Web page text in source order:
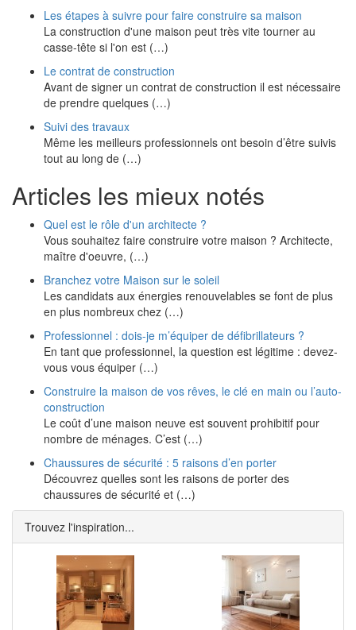
Les étapes à suivre pour faire construire sa maison
La construction d'une maison peut très vite tourner au
casse-tête si l'on est (…)
Le contrat de construction
Avant de signer un contrat de construction il est nécessaire
de prendre quelques (…)
Suivi des travaux
Même les meilleurs professionnels ont besoin d’être suivis
tout au long de (…)
Articles les mieux notés
Quel est le rôle d'un architecte ?
Vous souhaitez faire construire votre maison ? Architecte,
maître d'oeuvre, (…)
Branchez votre Maison sur le soleil
Les candidats aux énergies renouvelables se font de plus
en plus nombreux chez (…)
Professionnel : dois-je m’équiper de défibrillateurs ?
En tant que professionnel, la question est légitime : devez-
vous vous équiper (…)
Construire la maison de vos rêves, le clé en main ou l’auto-
construction
Le coût d’une maison neuve est souvent prohibitif pour
nombre de ménages. C’est (…)
Chaussures de sécurité : 5 raisons d’en porter
Découvrez quelles sont les raisons de porter des
chaussures de sécurité et (…)
Trouvez l'inspiration...